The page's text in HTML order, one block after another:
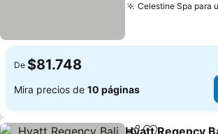
Celestine Spa para
De $81.748
Mira precios de 10 páginas
Hyatt Regency